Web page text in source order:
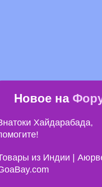
Новое на
Хайдарабада,
из Индии |